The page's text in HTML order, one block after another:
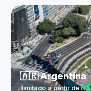
🇦🇷 Argentina
ilimitado a partir de